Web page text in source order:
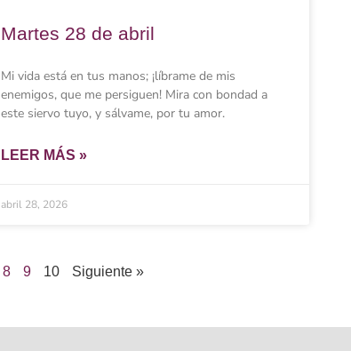
Martes 28 de abril
Mi vida está en tus manos; ¡líbrame de mis
enemigos, que me persiguen! Mira con bondad a
este siervo tuyo, y sálvame, por tu amor.
LEER MÁS »
abril 28, 2026
8 9 10 Siguiente »